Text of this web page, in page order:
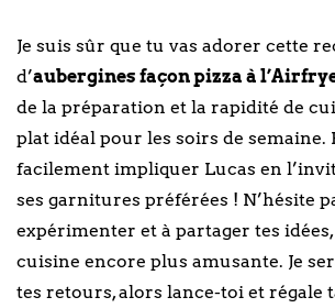
Je suis sûr que tu vas adorer cette
d’aubergines façon pizza à
de la préparation et la rapidité de
plat idéal pour les soirs de semaine.
facilement impliquer Lucas en
ses garnitures préférées ! N’hésite
expérimenter et à partager tes
cuisine encore plus amusante. Je
tes retours, alors lance-toi et régale